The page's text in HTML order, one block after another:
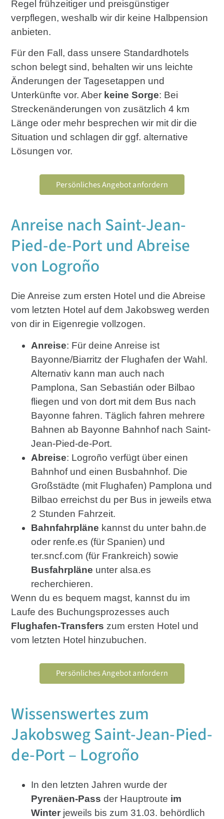
Regel frühzeitiger und preisgünstiger
verpflegen, weshalb wir dir keine Halbpension
anbieten.
Für den Fall, dass unsere Standardhotels
schon belegt sind, behalten wir uns leichte
Änderungen der Tagesetappen und
Unterkünfte vor. Aber keine Sorge: Bei
Streckenänderungen von zusätzlich 4 km
Länge oder mehr besprechen wir mit dir die
Situation und schlagen dir ggf. alternative
Lösungen vor.
Persönliches Angebot anfordern
Anreise nach Saint-Jean-
Pied-de-Port und Abreise
von Logroño
Die Anreise zum ersten Hotel und die Abreise
vom letzten Hotel auf dem Jakobsweg werden
von dir in Eigenregie vollzogen.
Anreise: Für deine Anreise ist
Bayonne/Biarritz der Flughafen der Wahl.
Alternativ kann man auch nach
Pamplona, San Sebastián oder Bilbao
fliegen und von dort mit dem Bus nach
Bayonne fahren. Täglich fahren mehrere
Bahnen ab Bayonne Bahnhof nach Saint-
Jean-Pied-de-Port.
Abreise: Logroño verfügt über einen
Bahnhof und einen Busbahnhof. Die
Großstädte (mit Flughafen) Pamplona und
Bilbao erreichst du per Bus in jeweils etwa
2 Stunden Fahrzeit.
Bahnfahrpläne kannst du unter bahn.de
oder renfe.es (für Spanien) und
ter.sncf.com (für Frankreich) sowie
Busfahrpläne unter alsa.es
recherchieren.
Wenn du es bequem magst, kannst du im
Laufe des Buchungsprozesses auch
Flughafen-Transfers zum ersten Hotel und
vom letzten Hotel hinzubuchen.
Persönliches Angebot anfordern
Wissenswertes zum
Jakobsweg Saint-Jean-Pied-
de-Port – Logroño
In den letzten Jahren wurde der
Pyrenäen-Pass der Hauptroute im
Winter jeweils bis zum 31.03. behördlich